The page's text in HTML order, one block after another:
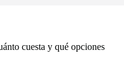
cuesta y qué opciones